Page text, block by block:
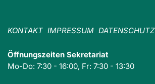
KONTAKT IMPRESSUM DATENSCHUTZ
Öffnungszeiten Sekretariat
Mo-Do: 7:30 - 16:00, Fr: 7:30 - 13:30